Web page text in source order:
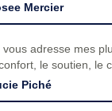
Mercier
vous adresse mes
le soutien, le
Piché